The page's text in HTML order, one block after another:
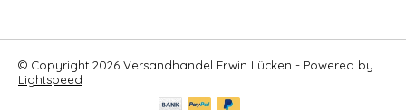
© Copyright 2026 Versandhandel Erwin Lücken - Powered by
Lightspeed